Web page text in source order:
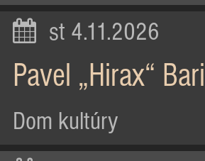
st 4.11.2026
Pavel „Hirax“
Dom kultúry